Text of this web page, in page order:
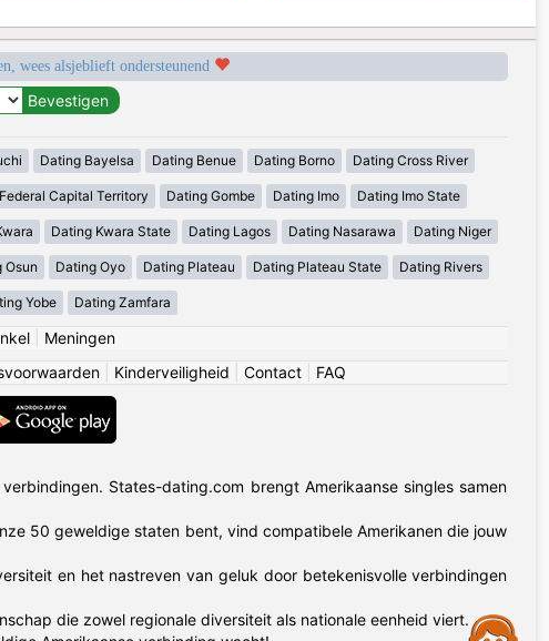
wees alsjeblieft ondersteunend
Dating Bayelsa Dating Benue Dating Borno Dating Cross River
Capital Territory Dating Gombe Dating Imo Dating Imo State
Dating Kwara State Dating Lagos Dating Nasarawa Dating Niger
Osun Dating Oyo Dating Plateau Dating Plateau State Dating Rivers
Yobe Dating Zamfara
| Meningen
Kinderveiligheid Contact FAQ
States-dating.com brengt Amerikaanse singles samen
50 geweldige staten bent, vind compatibele Amerikanen die jouw
en het nastreven van geluk door betekenisvolle verbindingen
die zowel regionale diversiteit als nationale eenheid viert.
Assistance